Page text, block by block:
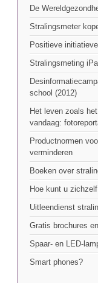
De
Stralingsmeter
Positieve
Stralingsmeting
school (2012)
Het leven zoals
vandaag:
Productnormen
verminderen
Boeken over
Hoe kunt u
Uitleendienst
Gratis brochures
Spaar- en LED-
Smart phones?